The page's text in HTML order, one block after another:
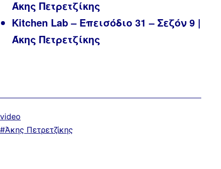
Άκης Πετρετζίκης
Kitchen Lab – Επεισόδιο 31 – Σεζόν 9 |
Άκης Πετρετζίκης
Κατηγοριοποιημένα
ως
video
ΜεΆκης Πετρετζίκης